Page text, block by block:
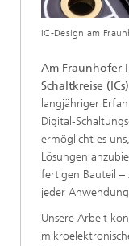
IC-Design am
Am Fraunhofer
Schaltkreise
langjähriger
Digital-
ermöglicht es
Lösungen
fertigen Bauteil
jeder
Unsere Arbeit